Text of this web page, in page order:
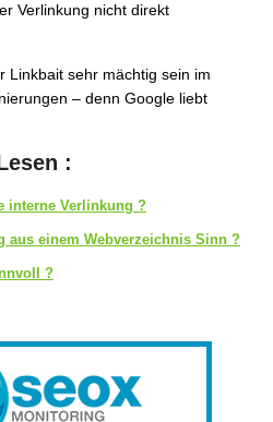
Verlinkung nicht direkt
Linkbait sehr mächtig sein im
– denn Google liebt
:
interne Verlinkung ?
aus einem Webverzeichnis Sinn ?
?